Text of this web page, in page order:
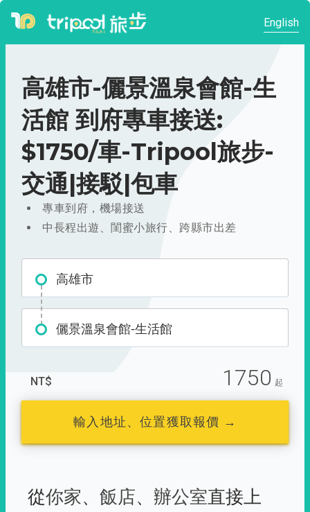
English
高雄市-儷景溫泉會館-生
活館 到府專車接送:
$1750/車-Tripool旅步-
交通|接駁|包車
專車到府，機場接送
中長程出遊、閨蜜小旅行、跨縣市出差
高雄市
儷景溫泉會館-生活館
NT$ 1750 起
輸入地址、位置獲取報價 →
從你家、 飯店、 辦公室直接上